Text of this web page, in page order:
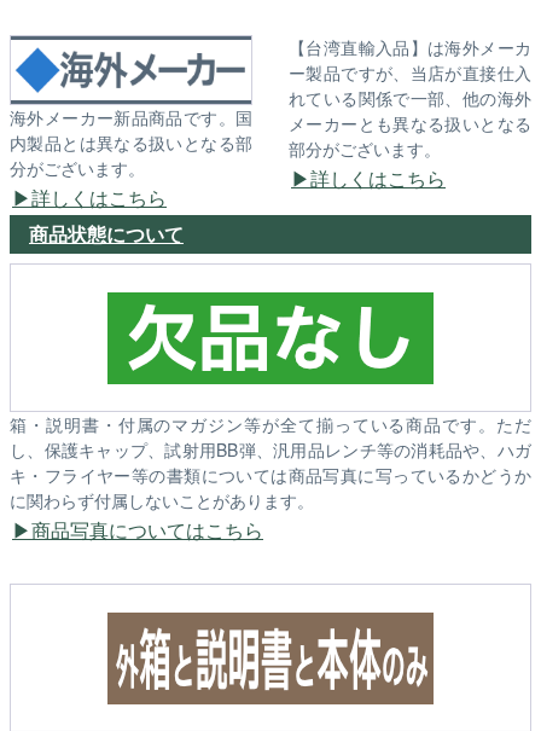
海外メーカー新品商品です。国
内製品とは異なる扱いとなる部
分がございます。
詳しくはこちら
【台湾直輸入品】は海外メーカ
ー製品ですが、当店が直接仕入
れている関係で一部、他の海外
メーカーとも異なる扱いとなる
部分がございます。
詳しくはこちら
商品状態について
箱・説明書・付属のマガジン等が全て揃っている商品です。ただ
し、保護キャップ、試射用BB弾、汎用品レンチ等の消耗品や、ハガ
キ・フライヤー等の書類については商品写真に写っているかどうか
に関わらず付属しないことがあります。
商品写真についてはこちら